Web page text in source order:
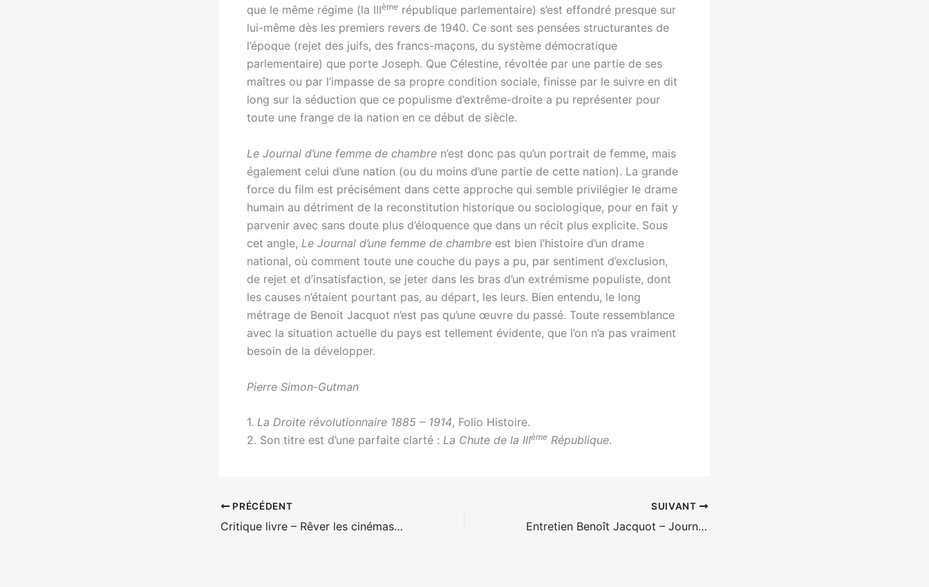
que le même régime (la IIIème république parlementaire) s’est effondré presque sur
lui-même dès les premiers revers de 1940. Ce sont ses pensées structurantes de
l’époque (rejet des juifs, des francs-maçons, du système démocratique
parlementaire) que porte Joseph. Que Célestine, révoltée par une partie de ses
maîtres ou par l’impasse de sa propre condition sociale, finisse par le suivre en dit
long sur la séduction que ce populisme d’extrême-droite a pu représenter pour
toute une frange de la nation en ce début de siècle.
Le Journal d’une femme de chambre n’est donc pas qu’un portrait de femme, mais
également celui d’une nation (ou du moins d’une partie de cette nation). La grande
force du film est précisément dans cette approche qui semble privilégier le drame
humain au détriment de la reconstitution historique ou sociologique, pour en fait y
parvenir avec sans doute plus d’éloquence que dans un récit plus explicite. Sous
cet angle, Le Journal d’une femme de chambre est bien l’histoire d’un drame
national, où comment toute une couche du pays a pu, par sentiment d’exclusion,
de rejet et d’insatisfaction, se jeter dans les bras d’un extrémisme populiste, dont
les causes n’étaient pourtant pas, au départ, les leurs. Bien entendu, le long
métrage de Benoit Jacquot n’est pas qu’une œuvre du passé. Toute ressemblance
avec la situation actuelle du pays est tellement évidente, que l’on n’a pas vraiment
besoin de la développer.
Pierre Simon-Gutman
1. La Droite révolutionnaire 1885 – 1914, Folio Histoire.
2. Son titre est d’une parfaite clarté : La Chute de la IIIème République.
PRÉCÉDENT
Critique livre – Rêver les cinémas, demain
SUIVANT
Entretien Benoît Jacquot – Journal d’une femme de chambre